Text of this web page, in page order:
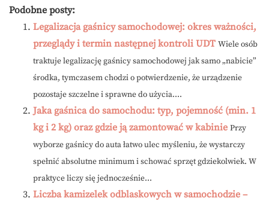
Podobne posty:
Legalizacja gaśnicy samochodowej: okres ważności,
przeglądy i termin następnej kontroli UDT Wiele osób
traktuje legalizację gaśnicy samochodowej jak samo „nabicie”
środka, tymczasem chodzi o potwierdzenie, że urządzenie
pozostaje szczelne i sprawne do użycia....
Jaka gaśnica do samochodu: typ, pojemność (min. 1
kg i 2 kg) oraz gdzie ją zamontować w kabinie Przy
wyborze gaśnicy do auta łatwo ulec myśleniu, że wystarczy
spełnić absolutne minimum i schować sprzęt gdziekolwiek. W
praktyce liczy się jednocześnie...
Liczba kamizelek odblaskowych w samochodzie –